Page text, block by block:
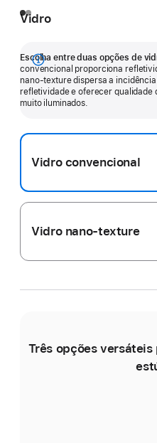
Vidro
Escolha entre duas opções de
convencional proporciona
nano-texture dispersa a
refletividade e oferecer qualidade
muito iluminados.
Mostrar
mais
Vidro convencional
Vidro nano-texture
Três opções